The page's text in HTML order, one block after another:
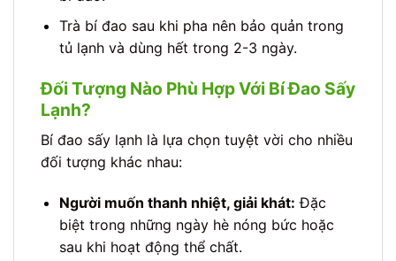
Trà bí đao sau khi pha nên bảo quản trong
tủ lạnh và dùng hết trong 2-3 ngày.
Đối Tượng Nào Phù Hợp Với Bí Đao Sấy
Lạnh?
Bí đao sấy lạnh là lựa chọn tuyệt vời cho nhiều
đối tượng khác nhau:
Người muốn thanh nhiệt, giải khát: Đặc
biệt trong những ngày hè nóng bức hoặc
sau khi hoạt động thể chất.